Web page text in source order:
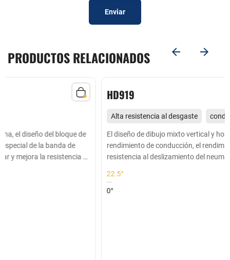
Enviar
PRODUCTOS RELACIONADOS
conducción fuerte, rentable
Adecuado para las ruedas motrices de conducción de media
y larga distancia en carreteras buenas y de alta velocidad
El diseño de dibujo mixto vertical y horizontal mejora el
rendimiento de conducción, el rendimiento de frenado y la
resistencia al deslizamiento del neumático